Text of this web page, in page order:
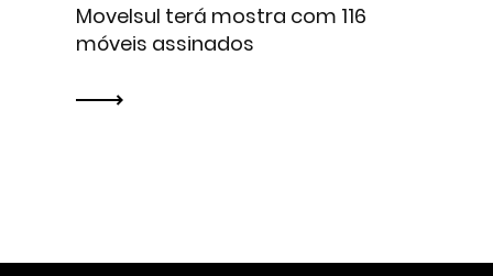
Movelsul terá mostra com 116
móveis assinados